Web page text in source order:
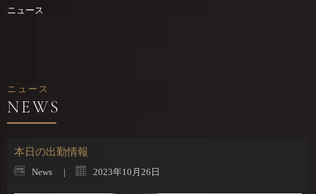
ニュース
ニュース
本日の出勤情報
News 2023年10月26日